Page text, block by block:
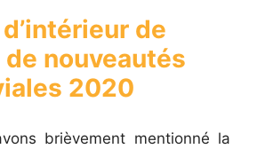
de
nouveautés
2020
brièvement mentionné la